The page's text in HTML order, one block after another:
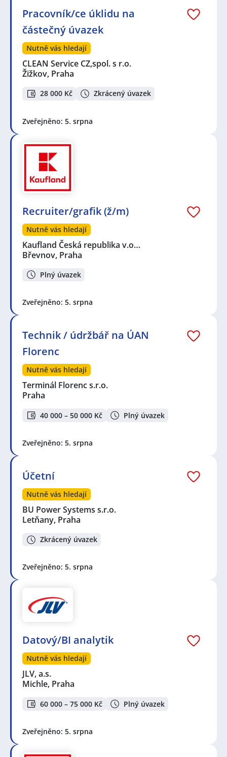
Pracovník/ce úklidu na
částečný úvazek
Nutně vás hledají
CLEAN Service CZ,spol. s r.o.
Žižkov, Praha
28 000 Kč Zkrácený úvazek
Zveřejněno: 5. srpna
Recruiter/grafik (ž/m)
Nutně vás hledají
Kaufland Česká republika v.o…
Břevnov, Praha
Plný úvazek
Zveřejněno: 5. srpna
Technik / údržbář na ÚAN
Florenc
Nutně vás hledají
Terminál Florenc s.r.o.
Praha
40 000 – 50 000 Kč Plný úvazek
Zveřejněno: 5. srpna
Účetní
Nutně vás hledají
BU Power Systems s.r.o.
Letňany, Praha
Zkrácený úvazek
Zveřejněno: 5. srpna
Datový/BI analytik
Nutně vás hledají
JLV, a.s.
Michle, Praha
60 000 – 75 000 Kč Plný úvazek
Zveřejněno: 5. srpna